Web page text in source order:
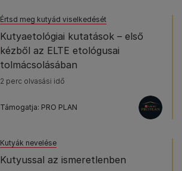
Értsd meg kutyád viselkedését
Kutyaetológiai kutatások – első
kézből az ELTE etológusai
tolmácsolásában
2 perc olvasási idő
Támogatja: PRO PLAN
Kutyák nevelése
Kutyussal az ismeretlenben